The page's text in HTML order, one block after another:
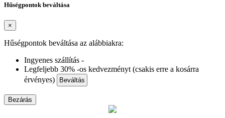
Hűségpontok beváltása
×
Hűségpontok beváltása az alábbiakra:
Ingyenes szállítás -
Legfeljebb 30% -os kedvezményt (csakis erre a kosárra
érvényes)
Beváltás
Bezárás